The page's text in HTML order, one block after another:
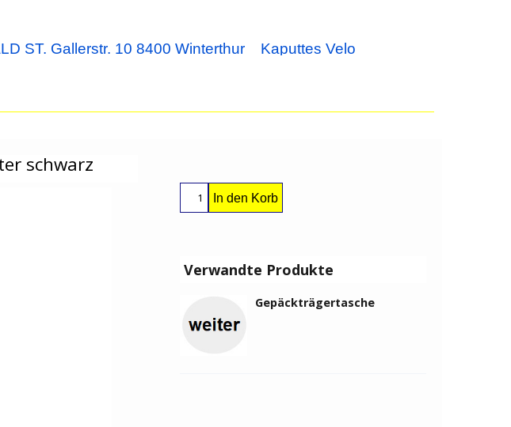
ST. Gallerstr. 10 8400 Winterthur Kaputtes Velo
schwarz
In den Korb
Verwandte Produkte
Gepäckträgertasche